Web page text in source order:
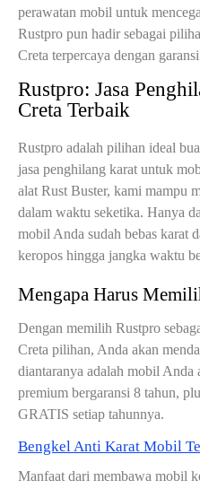
perawatan mobil untuk
Rustpro pun hadir sebagai
Creta terpercaya dengan
Rustpro: Jasa
Creta Terbaik
Rustpro adalah pilihan ideal
jasa penghilang karat untuk
alat Rust Buster, kami mampu
dalam waktu seketika. Hanya
mobil Anda sudah bebas karat
keropos hingga jangka waktu
Mengapa Harus
Dengan memilih Rustpro
Creta pilihan, Anda akan
diantaranya adalah mobil Anda
premium bergaransi 8 tahun,
GRATIS setiap tahunnya.
Bengkel Anti Karat Mobil
Manfaat dari membawa mobil